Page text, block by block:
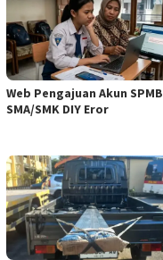
Web Pengajuan Akun SPMB
SMA/SMK DIY Eror